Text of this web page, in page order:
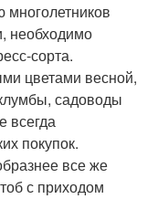
многолетников
необходимо
сорта.
цветами весной,
садоводы
всегда
покупок.
все же
с приходом